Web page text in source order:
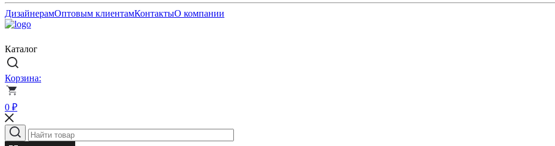
ДизайнерамОптовым клиентамКонтактыО компании
Каталог
Корзина:
0 ₽